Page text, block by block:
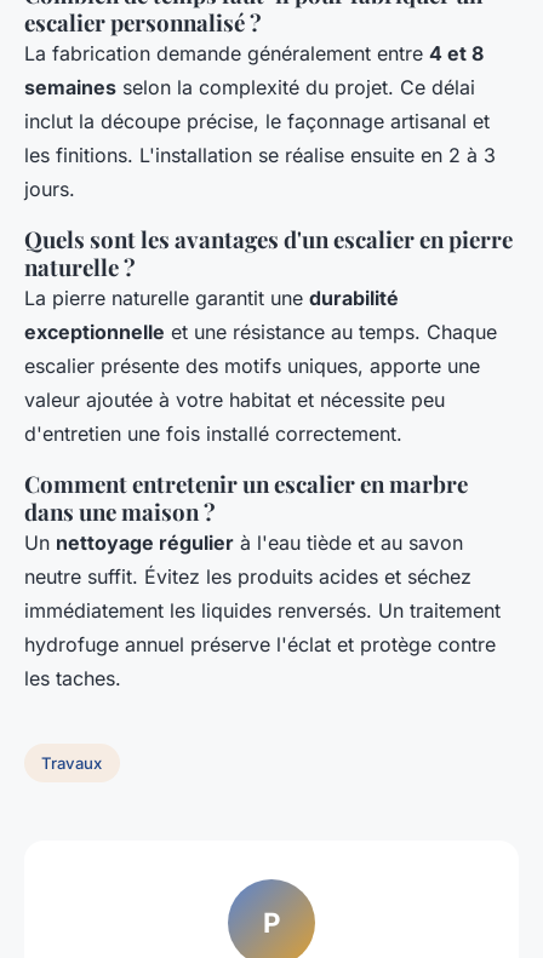
escalier personnalisé ?
La fabrication demande généralement entre 4 et 8
semaines selon la complexité du projet. Ce délai
inclut la découpe précise, le façonnage artisanal et
les finitions. L'installation se réalise ensuite en 2 à 3
jours.
Quels sont les avantages d'un escalier en pierre
naturelle ?
La pierre naturelle garantit une durabilité
exceptionnelle et une résistance au temps. Chaque
escalier présente des motifs uniques, apporte une
valeur ajoutée à votre habitat et nécessite peu
d'entretien une fois installé correctement.
Comment entretenir un escalier en marbre
dans une maison ?
Un nettoyage régulier à l'eau tiède et au savon
neutre suffit. Évitez les produits acides et séchez
immédiatement les liquides renversés. Un traitement
hydrofuge annuel préserve l'éclat et protège contre
les taches.
Travaux
P